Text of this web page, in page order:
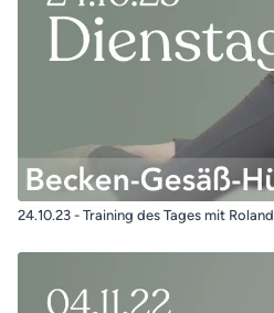
24.10.23 - Training des Tages mit Roland